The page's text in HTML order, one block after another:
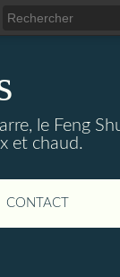
le Feng
et chaud.
CONTACT